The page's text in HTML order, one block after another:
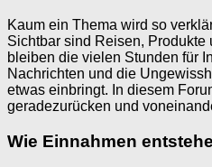
Kaum ein Thema wird so
Sichtbar sind Reisen,
bleiben die vielen Stunden für
Nachrichten und die
etwas einbringt. In diesem
geradezurücken und
Wie Einnahmen